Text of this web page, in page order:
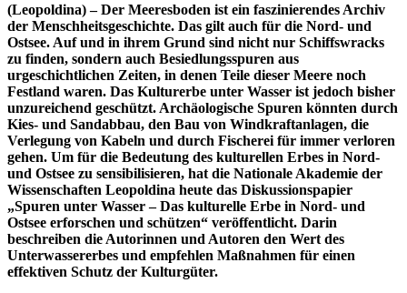
(Leopoldina) – Der Meeresboden ist ein faszinierendes Archiv
der Menschheitsgeschichte. Das gilt auch für die Nord- und
Ostsee. Auf und in ihrem Grund sind nicht nur Schiffswracks
zu finden, sondern auch Besiedlungsspuren aus
urgeschichtlichen Zeiten, in denen Teile dieser Meere noch
Festland waren. Das Kulturerbe unter Wasser ist jedoch bisher
unzureichend geschützt. Archäologische Spuren könnten durch
Kies- und Sandabbau, den Bau von Windkraftanlagen, die
Verlegung von Kabeln und durch Fischerei für immer verloren
gehen. Um für die Bedeutung des kulturellen Erbes in Nord-
und Ostsee zu sensibilisieren, hat die Nationale Akademie der
Wissenschaften Leopoldina heute das Diskussionspapier
„Spuren unter Wasser – Das kulturelle Erbe in Nord- und
Ostsee erforschen und schützen“ veröffentlicht. Darin
beschreiben die Autorinnen und Autoren den Wert des
Unterwassererbes und empfehlen Maßnahmen für einen
effektiven Schutz der Kulturgüter.